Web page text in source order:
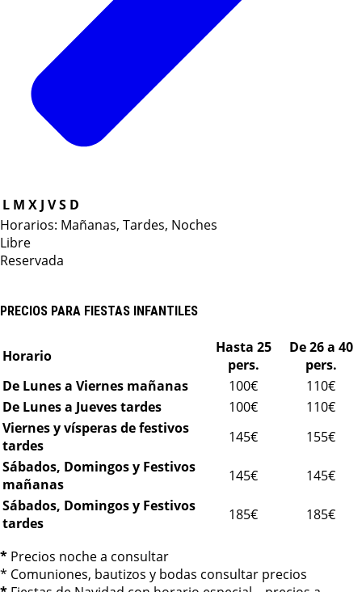
L M XJ VS D
Horarios: Mañanas, Tardes, Noches
Libre
Reservada
PRECIOS PARA FIESTAS INFANTILES
Horario
Hasta 25
pers.
De 26 a 40
pers.
De Lunes a Viernes mañanas
100€
110€
De Lunes a Jueves tardes
100€
110€
Viernes y vísperas de festivos
tardes
145€
155€
Sábados, Domingos y Festivos
mañanas
145€
145€
Sábados, Domingos y Festivos
tardes
185€ 185€
* Precios noche a consultar
* Comuniones, bautizos y bodas consultar precios